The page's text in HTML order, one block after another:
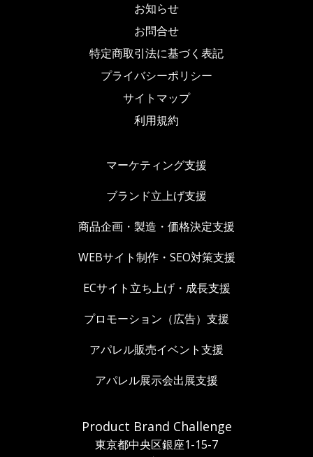
お知らせ
お問合せ
特定商取引法に基づく表記
プライバシーポリシー
サイトマップ
利用規約
マーケティング支援
ブランド立上げ支援
商品企画・製造・価格決定支援
WEBサイト制作・SEO対策支援
ECサイト立ち上げ・成長支援
プロモーション（広告）支援
アパレル販売イベント支援
アパレル展示会出展支援
Product Brand Challenge
東京都中央区銀座1-15-7